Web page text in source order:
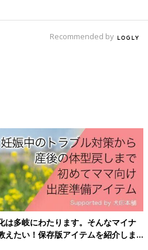
」
ピースとのコラボスウェットを購
腕のもこもこデザインが可愛い！
すよ。昨年のコラボアイテムはす
、今回は買えて満足とのこと。お
ボタンが可愛い！「シャギ
Recommended by
なマイナ
紹介しま
産後はお世話で大忙し
ておきたいことをわか